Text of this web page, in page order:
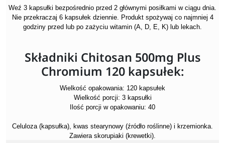
Weź 3 kapsułki bezpośrednio przed 2 głównymi posiłkami w ciągu dnia.
Nie przekraczaj 6 kapsułek dziennie. Produkt spożywaj co najmniej 4
godziny przed lub po zażyciu witamin (A, D, E, K) lub lekach.
Składniki Chitosan 500mg Plus
Chromium 120 kapsułek:
Wielkość opakowania: 120 kapsułek
Wielkość porcji: 3 kapsułki
Ilość porcji w opakowaniu: 40
Celuloza (kapsułka), kwas stearynowy (źródło roślinne) i krzemionka.
Zawiera skorupiaki (krewetki).